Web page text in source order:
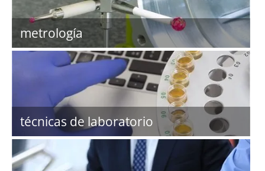
metrología
técnicas de laboratorio